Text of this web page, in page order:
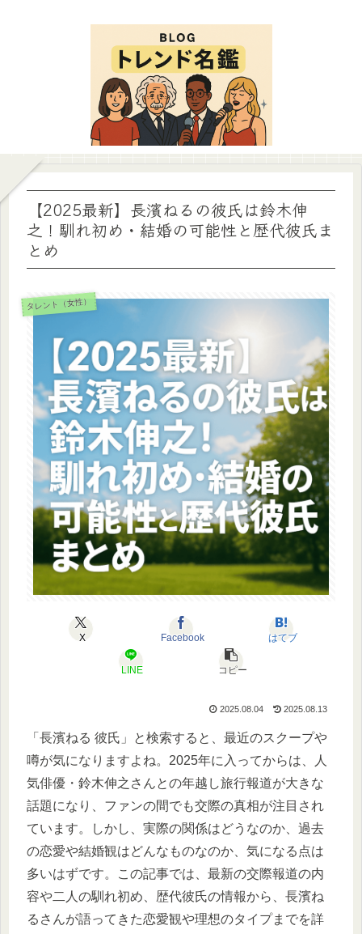
【2025最新】長濱ねるの彼氏は鈴木伸
之！馴れ初め・結婚の可能性と歴代彼氏ま
とめ
タレント（女性）
X Facebook はてブ
LINE コピー
2025.08.04 2025.08.13
「長濱ねる 彼氏」と検索すると、最近のスクープや
噂が気になりますよね。2025年に入ってからは、人
気俳優・鈴木伸之さんとの年越し旅行報道が大きな
話題になり、ファンの間でも交際の真相が注目され
ています。しかし、実際の関係はどうなのか、過去
の恋愛や結婚観はどんなものなのか、気になる点は
多いはずです。この記事では、最新の交際報道の内
容や二人の馴れ初め、歴代彼氏の情報から、長濱ね
るさんが語ってきた恋愛観や理想のタイプまでを詳